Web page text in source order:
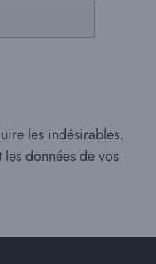
les indésirables.
données de vos